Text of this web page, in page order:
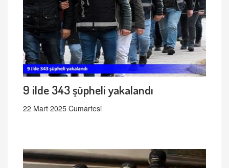
9 ilde 343 şüpheli yakalandı
22 Mart 2025 Cumartesi